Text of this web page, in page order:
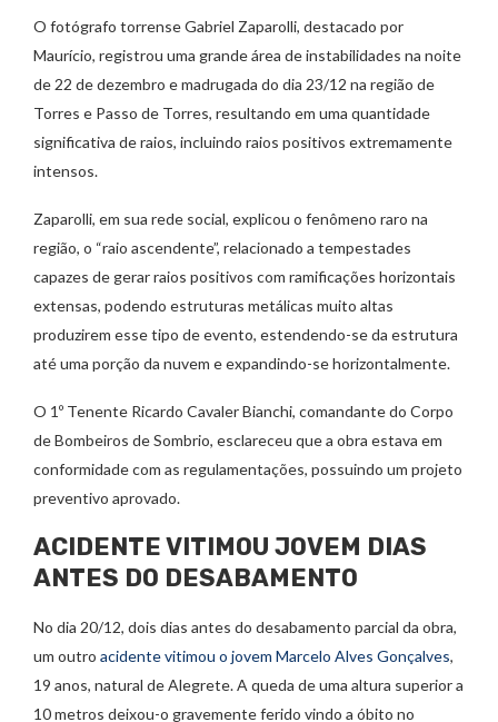
O fotógrafo torrense Gabriel Zaparolli, destacado por
Maurício, registrou uma grande área de instabilidades na noite
de 22 de dezembro e madrugada do dia 23/12 na região de
Torres e Passo de Torres, resultando em uma quantidade
significativa de raios, incluindo raios positivos extremamente
intensos.
Zaparolli, em sua rede social, explicou o fenômeno raro na
região, o “raio ascendente”, relacionado a tempestades
capazes de gerar raios positivos com ramificações horizontais
extensas, podendo estruturas metálicas muito altas
produzirem esse tipo de evento, estendendo-se da estrutura
até uma porção da nuvem e expandindo-se horizontalmente.
O 1º Tenente Ricardo Cavaler Bianchi, comandante do Corpo
de Bombeiros de Sombrio, esclareceu que a obra estava em
conformidade com as regulamentações, possuindo um projeto
preventivo aprovado.
ACIDENTE VITIMOU JOVEM DIAS
ANTES DO DESABAMENTO
No dia 20/12, dois dias antes do desabamento parcial da obra,
um outro acidente vitimou o jovem Marcelo Alves Gonçalves,
19 anos, natural de Alegrete. A queda de uma altura superior a
10 metros deixou-o gravemente ferido vindo a óbito no